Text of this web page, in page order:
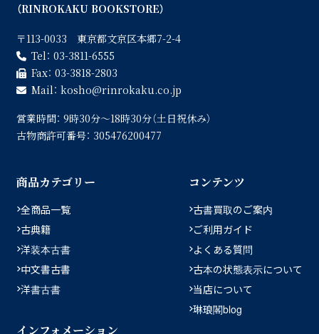
（RINROKAKU BOOKSTORE）
〒113-0033 東京都文京区本郷7-2-4
Tel： 03-3811-6555
Fax： 03-3818-2803
Mail： kosho
rinrokaku.co.jp
営業時間： 9時30分〜18時30分（土日祝休み）
古物商許可番号： 305476200477
商品カテゴリー
全商品一覧
古典籍
洋装本古書
中文書古書
洋書古書
コンテンツ
古書買取のご案内
ご利用ガイド
よくある質問
古本の状態表示について
当店について
琳琅閣blog
インフォメーション